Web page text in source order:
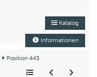
Katalog
Informationen
Position 443